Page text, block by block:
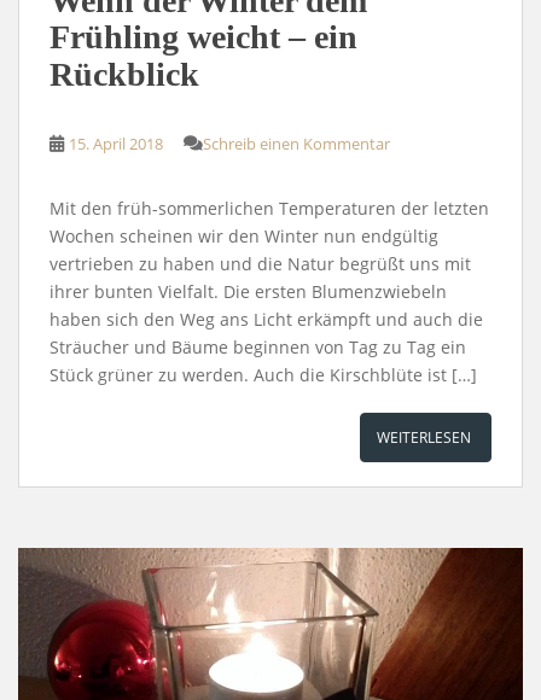
Frühling weicht – ein
Rückblick
15. April 2018 Schreib einen Kommentar
Mit den früh-sommerlichen Temperaturen der letzten
Wochen scheinen wir den Winter nun endgültig
vertrieben zu haben und die Natur begrüßt uns mit
ihrer bunten Vielfalt. Die ersten Blumenzwiebeln
haben sich den Weg ans Licht erkämpft und auch die
Sträucher und Bäume beginnen von Tag zu Tag ein
Stück grüner zu werden. Auch die Kirschblüte ist […]
WEITERLESEN